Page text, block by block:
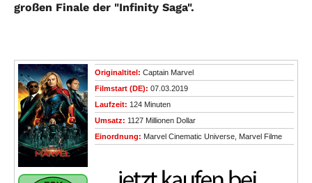
großen Finale der "Infinity Saga".
Originaltitel: Captain Marvel
Filmstart (DE): 07.03.2019
Laufzeit: 124 Minuten
Umsatz: 1127 Millionen Dollar
Einordnung: Marvel Cinematic Universe, Marvel Filme